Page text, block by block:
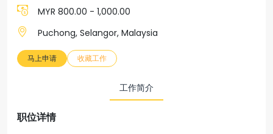
MYR 800.00 - 1,000.00
Puchong, Selangor, Malaysia
马上申请 收藏工作
工作简介
职位详情